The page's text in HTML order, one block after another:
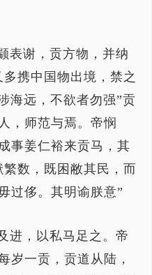
表谢，贡方物，并纳
携中国物出境，禁之
海远，不欲者勿强”贡
，师范与焉。帝悯
事姜仁裕来贡马，其
数，既困敝其民，而
过侈。其明谕朕意”
进，以私马足之。帝
岁一贡，贡道从陆，